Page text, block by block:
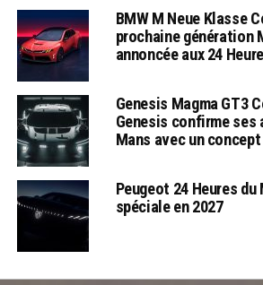
BMW M Neue Klasse
prochaine génération
annoncée aux 24
Genesis Magma GT3
Genesis confirme ses
Mans avec un concept
Peugeot 24 Heures du
spéciale en 2027